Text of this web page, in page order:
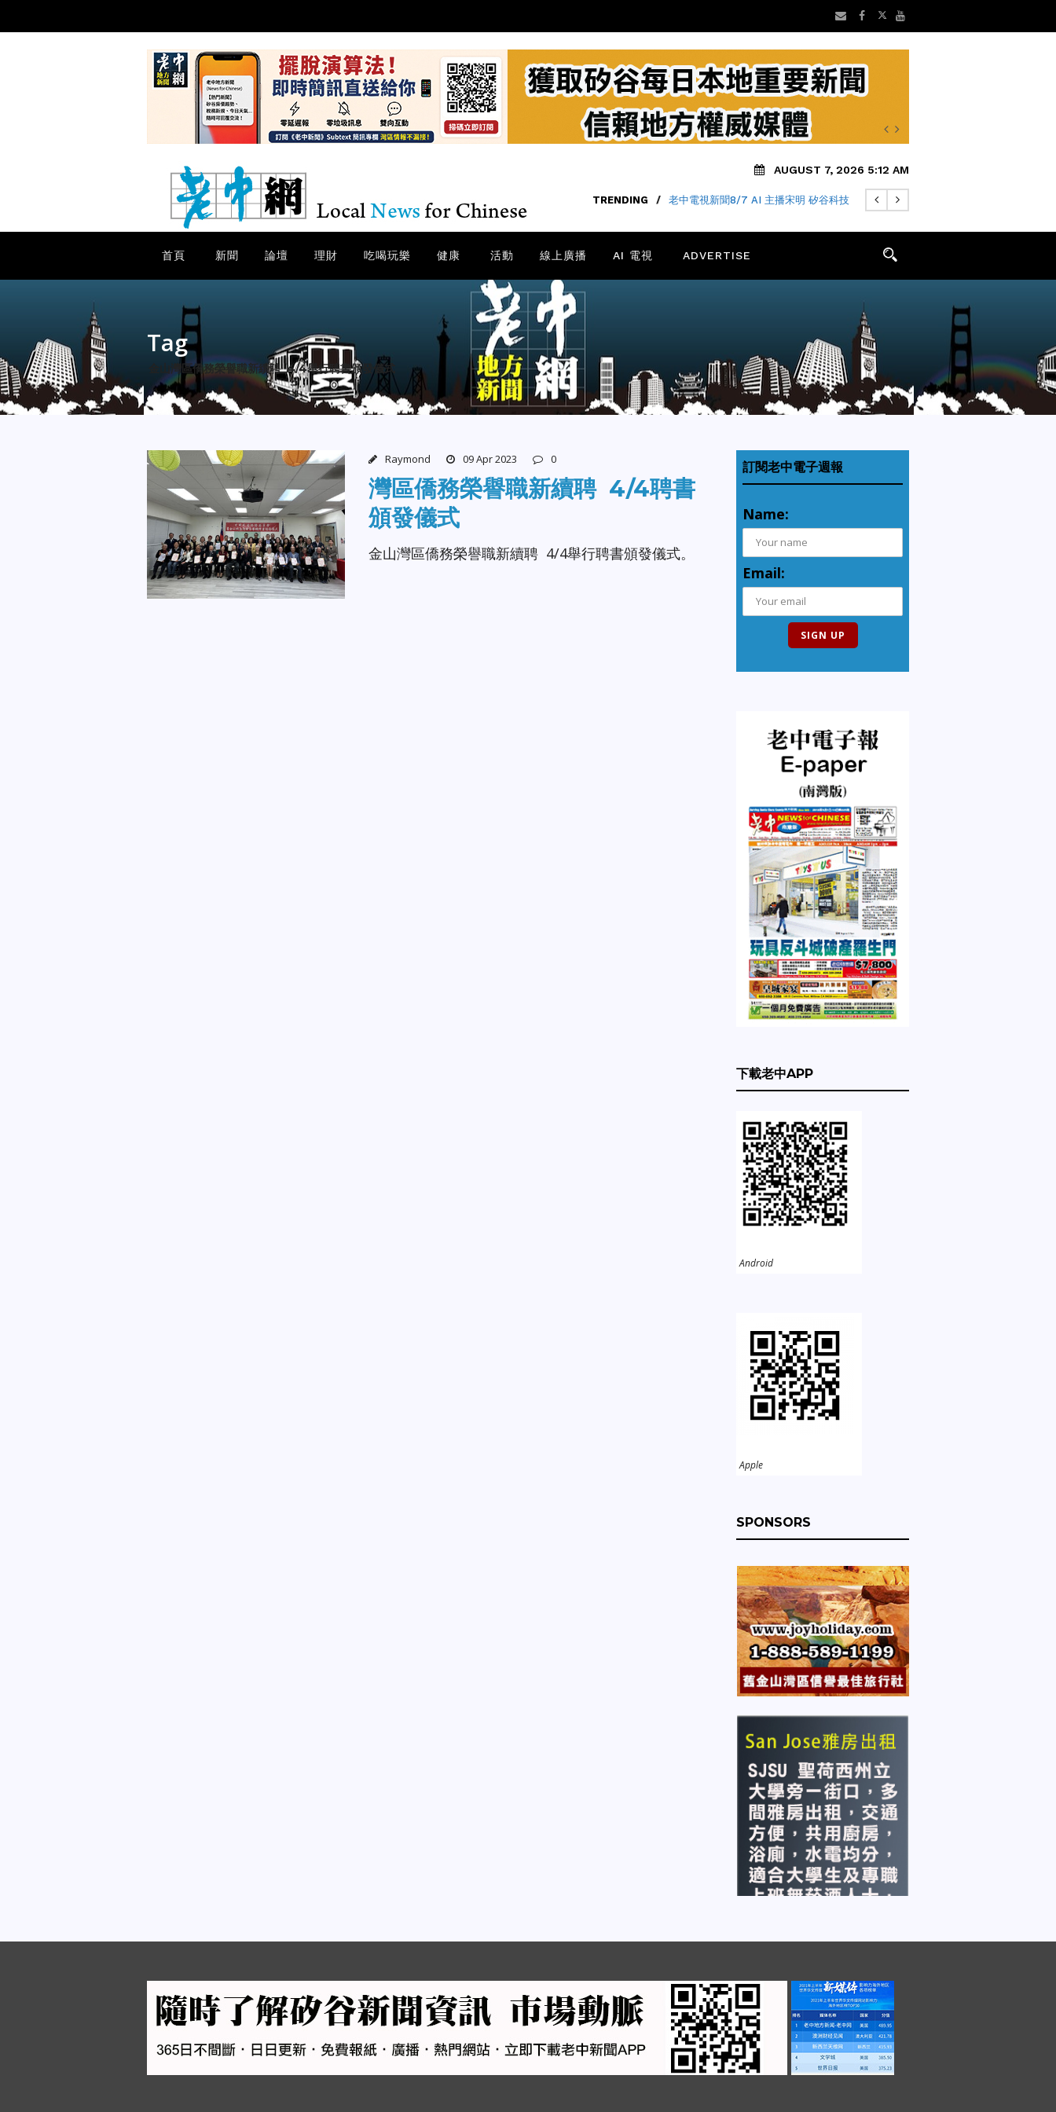
AUGUST 7, 2026 5:12 AM
TRENDING / 老中電視新聞8/7 AI 主播宋明 矽谷科技
首頁 新聞 論壇 理財 吃喝玩樂 健康 活動 線上廣播 AI 電視 ADVERTISE
Tag
金山灣區僑務榮譽職新續聘 4/4舉行聘書頒發儀式
Raymond 09 Apr 2023 0
灣區僑務榮譽職新續聘 4/4聘書
頒發儀式
金山灣區僑務榮譽職新續聘 4/4舉行聘書頒發儀式。
訂閱老中電子週報
Name:
Email:
下載老中APP
Android
Apple
SPONSORS